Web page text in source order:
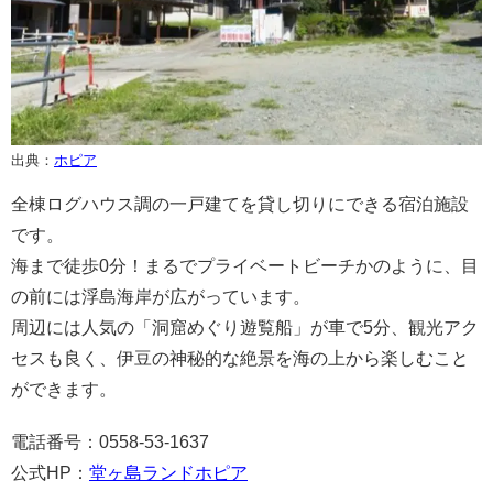
出典： ホピア
全棟ログハウス調の一戸建てを貸し切りにできる宿泊施設
です。
海まで徒歩0分！まるでプライベートビーチかのように、目
の前には浮島海岸が広がっています。
周辺には人気の「洞窟めぐり遊覧船」が車で5分、観光アク
セスも良く、伊豆の神秘的な絶景を海の上から楽しむこと
ができます。
電話番号：0558-53-1637
公式HP： 堂ヶ島ランドホピア